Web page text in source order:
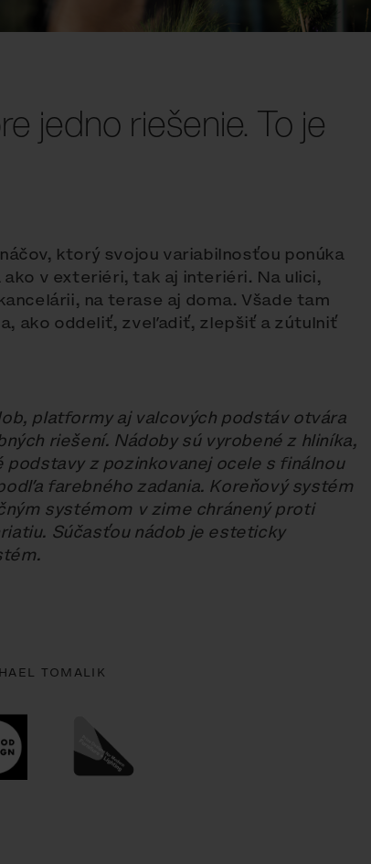
jedno riešenie. To je
ktorý svojou variabilnosťou ponúka
v exteriéri, tak aj interiéri. Na ulici,
na terase aj doma. Všade tam
ako oddeliť, zveľadiť, zlepšiť a zútulniť
platformy aj valcových podstáv otvára
riešení. Nádoby sú vyrobené z hliníka,
z pozinkovanej ocele s finálnou
farebného zadania. Koreňový systém
systémom v zime chránený proti
Súčasťou nádob je esteticky
TOMALIK